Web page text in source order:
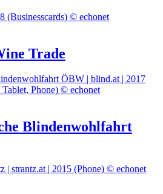
Trade
Blindenwohlfahrt